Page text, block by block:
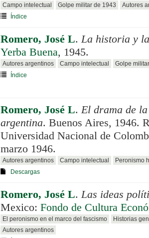
Campo intelectual Golpe militar de 1943
Autores
Índice
Romero, José L.La historia y
Yerba Buena, 1945.
Autores argentinos Campo intelectual
Golpe
Índice
Romero, José L.El drama de
argentina. Buenos Aires, 1946.
Universidad Nacional de
marzo 1946.
Autores argentinos Campo intelectual
Peronismo
Descargas
Romero, José L.Las ideas
Mexico: Fondo de Cultura
El peronismo en el marco del fascismo
Historias
Autores argentinos